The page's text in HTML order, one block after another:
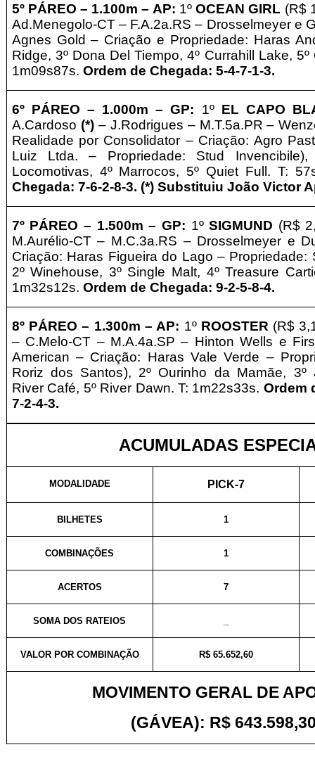
5º PÁREO – 1.100m – AP: 1º OCEAN GIRL (R$
Ad.Menegolo-CT – F.A.2a.RS – Drosselmeyer e
Agnes Gold – Criação e Propriedade: Haras
Ridge, 3º Dona Del Tiempo, 4º Currahill Lake,
1m09s87s. Ordem de Chegada: 5-4-7-1-3.
6º PÁREO – 1.000m – GP: 1º EL CAPO
A.Cardoso (*)– J.Rodrigues – M.T.5a.PR –
Realidade por Consolidator – Criação: Agro
Luiz Ltda. – Propriedade: Stud Invencibile),
Locomotivas, 4º Marrocos, 5º Quiet Full. T:
Chegada: 7-6-2-8-3. (*) Substituiu João Victor
7º PÁREO – 1.500m – GP: 1º SIGMUND (R$
M.Aurélio-CT – M.C.3a.RS – Drosselmeyer e
Criação: Haras Figueira do Lago – Propriedade:
2º Winehouse, 3º Single Malt, 4º Treasure
1m32s12s. Ordem de Chegada: 9-2-5-8-4.
8º PÁREO – 1.300m – AP: 1º ROOSTER (R$
– C.Melo-CT – M.A.4a.SP – Hinton Wells e
American – Criação: Haras Vale Verde –
Roriz dos Santos), 2º Ourinho da Mamãe, 3º
River Café, 5º River Dawn. T: 1m22s33s. Ordem
7-2-4-3.
ACUMULADAS
MODALIDADE PICK-7
BILHETES 1
COMBINAÇÕES 1
ACERTOS 7
SOMA DOS RATEIOS
VALOR POR COMBINAÇÃO R$ 65.652,60
MOVIMENTO GERAL DE
(GÁVEA): R$